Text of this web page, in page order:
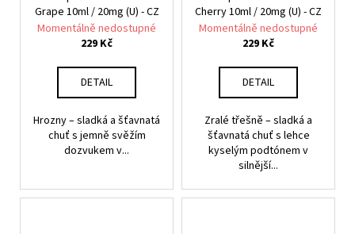
Grape 10ml / 20mg (U) - CZ
Momentálně nedostupné
229 Kč
DETAIL
Hrozny – sladká a šťavnatá
chuť s jemně svěžím
dozvukem v...
Cherry 10ml / 20mg (U) - CZ
Momentálně nedostupné
229 Kč
DETAIL
Zralé třešně – sladká a
šťavnatá chuť s lehce
kyselým podtónem v
silnější...